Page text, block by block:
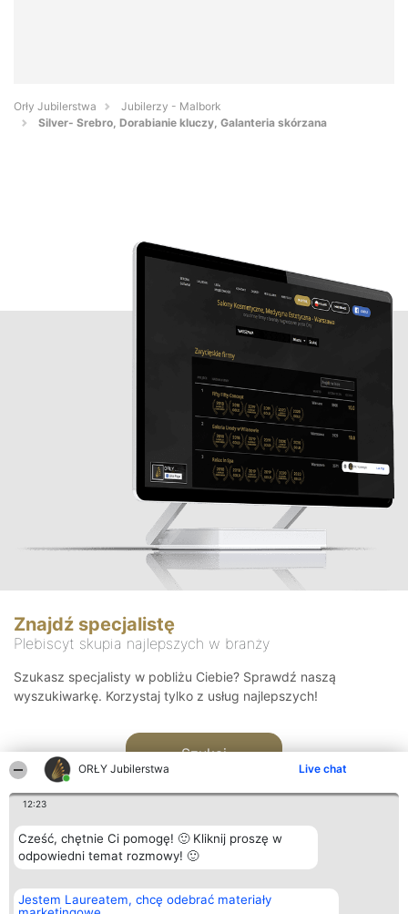
ORŁY Jubilerstwa Live chat
12:23
Cześć, chętnie Ci pomogę! 🙂 Kliknij proszę w
odpowiedni temat rozmowy! 🙂
Jestem Laureatem, chcę odebrać materiały
Orły Jubilerstwa
Jubilerzy - Malbork
Silver- Srebro, Dorabianie kluczy, Galanteria skórzana
Znajdź specjalistę
Plebiscyt skupia najlepszych w branży
Szukasz specjalisty w pobliżu Ciebie? Sprawdź naszą
wyszukiwarkę. Korzystaj tylko z usług najlepszych!
Szukaj
Organizator plebiscytu
Bright Side Solutions sp. z o.
Plebiscyt
Laureaci
Kontakt
Kontakt